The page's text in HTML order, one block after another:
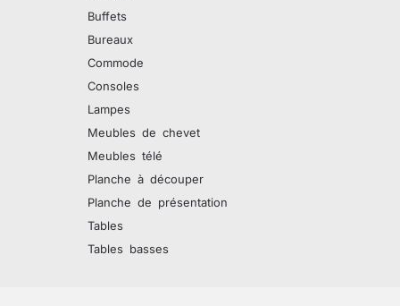
Buffets
Bureaux
Commode
Consoles
Lampes
Meubles de chevet
Meubles télé
Planche à découper
Planche de présentation
Tables
Tables basses